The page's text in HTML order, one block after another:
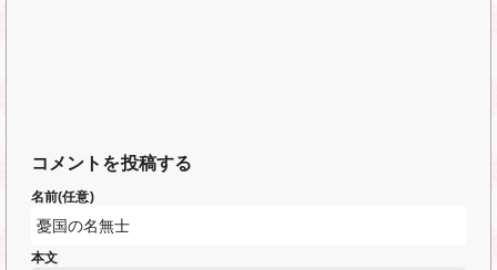
コメントを投稿する
名前(任意)
本文